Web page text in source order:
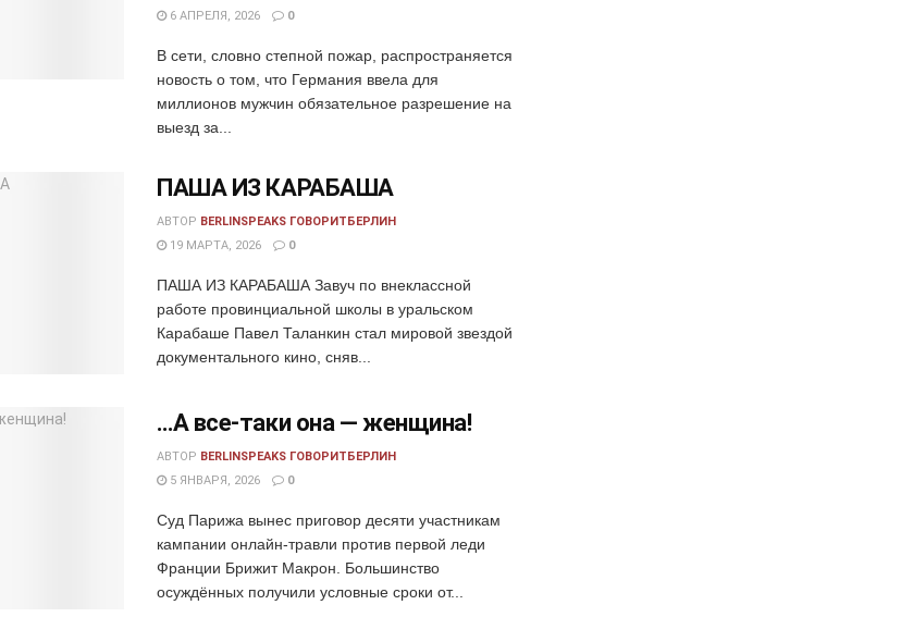
6 АПРЕЛЯ, 2026
0
В сети, словно степной пожар, распространяется
новость о том, что Германия ввела для
миллионов мужчин обязательное разрешение на
выезд за...
ПАША ИЗ КАРАБАША
АВТОР BERLINSPEAKS ГОВОРИТБЕРЛИН
19 МАРТА, 2026
0
ПАША ИЗ КАРАБАША Завуч по внеклассной
работе провинциальной школы в уральском
Карабаше Павел Таланкин стал мировой звездой
документального кино, сняв...
…А все-таки она — женщина!
АВТОР BERLINSPEAKS ГОВОРИТБЕРЛИН
5 ЯНВАРЯ, 2026
0
Суд Парижа вынес приговор десяти участникам
кампании онлайн-травли против первой леди
Франции Брижит Макрон. Большинство
осуждённых получили условные сроки от...